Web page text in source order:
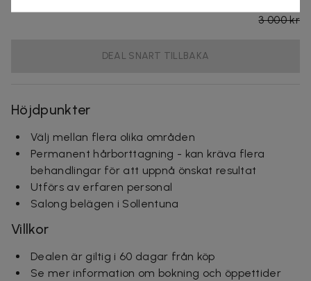
3 000 kr
DEAL SNART TILLBAKA
Höjdpunkter
Välj mellan flera olika områden
Permanent hårborttagning - kan kräva flera
behandlingar för att uppnå önskat resultat
Utförs av erfaren personal
Salong belägen i Sollentuna
Villkor
Dealen är giltig i 60 dagar från köp
Se mer information om bokning och öppettider